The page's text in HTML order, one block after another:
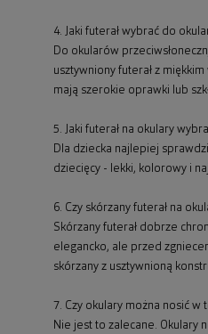
4. Jaki futerał wybrać do
Do okularów
usztywniony futerał z
mają szerokie oprawki lub
5. Jaki futerał na okulary
Dla dziecka najlepiej
dziecięcy - lekki, kolorowy i
6. Czy skórzany futerał na
Skórzany futerał dobrze
elegancko, ale przed
skórzany z usztywnioną
7. Czy okulary można nosić w
Nie jest to zalecane. Okulary